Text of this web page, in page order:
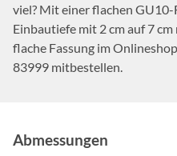
viel? Mit einer flachen GU10-
Einbautiefe mit 2 cm auf 7
flache Fassung im
83999 mitbestellen.
Abmessungen